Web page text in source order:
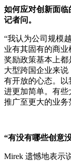
如何应对创新面临
记者问。
“我认为公司规模
业有其固有的商
奖励政策基本上
大型跨国企业来
有开放的心态。
进更加简单。有
推广至更大的业务
“有没有哪些创意
Mirek 遗憾地表示